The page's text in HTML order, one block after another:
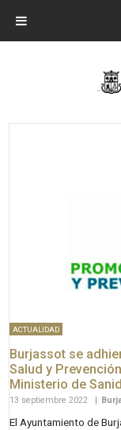
ACTUALIDAD
Burjassot se
Salud y
Ministerio de
13 septiembre 2022
El Ayuntamiento de